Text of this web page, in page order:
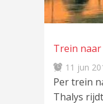
Trein
11 jun
Per trein
Thalys